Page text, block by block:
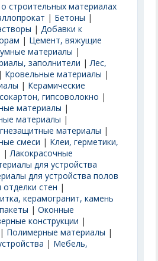
строительных материалах
| Бетоны |
|Добавки к
| Цемент, вяжущие
материалы |
заполнители |Лес,
| Кровельные материалы |
| Керамические
гипсоволокно |
материалы |
материалы |
материалы |
смеси | Клеи, герметики,
|Лакокрасочные
для устройства
для устройства полов
стен |
керамогранит, камень
|Оконные
конструкции |
| Полимерные материалы |
| Мебель,